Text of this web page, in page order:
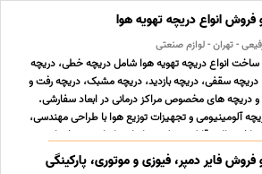
فروش انواع دریچه تهویه هوا
- تهران - لوازم صنعتی
انواع دریچه تهویه هوا شامل دریچه خطی، دریچه
سقفی، دریچه بازدید، دریچه مشبک، دریچه رفت و
دریچه های مخصوص مراکز درمانی در ابعاد سفارشی.
آلومینیومی و تجهیزات توزیع هوا با طراحی مهندسی،
بالا و قابلیت تولید بر اساس ابعاد و مشخصات ...
فروش فایر دمپر، فیوزی و موتوری، پارکینگی